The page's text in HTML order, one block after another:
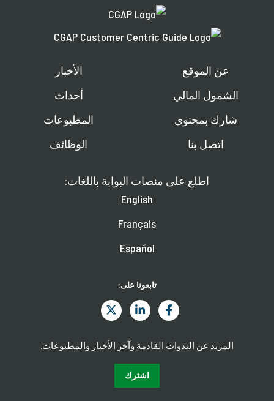
عن الموقع
الشمول المالي
شارك بمحتوى
اتصل بنا
الأخبار
أحداث
المطبوعات
الوظائف
اطلع على منصات البوابة باللغات:
English
Français
Español
تابعونا على:
المزيد عن الندوات القادمة وآخر الأخبار والمطبوعات.
اشترك